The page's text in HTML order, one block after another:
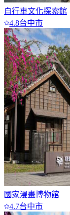
自行車文化探索館
4.8台中市
國家漫畫博物館
4.7台中市